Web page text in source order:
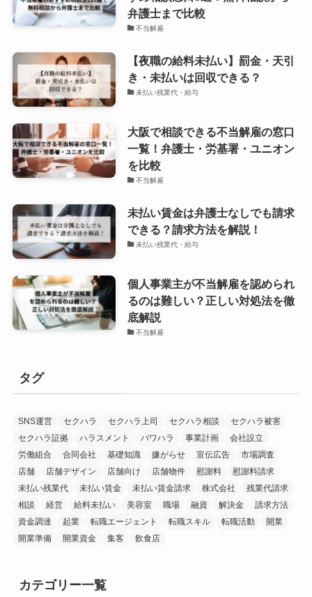
弁護士まで比較
不当解雇
【夜職の給料未払い】罰金・天引
き・未払いは回収できる？
未払い残業代・給与
大阪で相談できる不当解雇の窓口
一覧！弁護士・労基署・ユニオン
を比較
不当解雇
未払い賃金は弁護士なしでも請求
できる？請求方法を解説！
未払い残業代・給与
個人事業主が不当解雇を認められ
るのは難しい？正しい対処法を徹
底解説
不当解雇
タグ
SNS運営 セクハラ セクハラ上司 セクハラ相談
セクハラ被害
セクハラ証拠
ハラスメント パワハラ 事業計画
会社設立
労働組合
合同会社 基礎知識 嫌がらせ 宣伝広告
市場調査
店舗
店舗デザイン 店舗向け 店舗物件 慰謝料
慰謝料請求
未払い残業代
未払い賃金 未払い賃金請求 株式会社
残業代請求
相談
経営 給料未払い 美容室 職場 融資 解決金
請求方法
資金調達
起業 転職エージェント 転職スキル 転職活動
開業
開業準備
開業資金 集客 飲食店
カテゴリー一覧